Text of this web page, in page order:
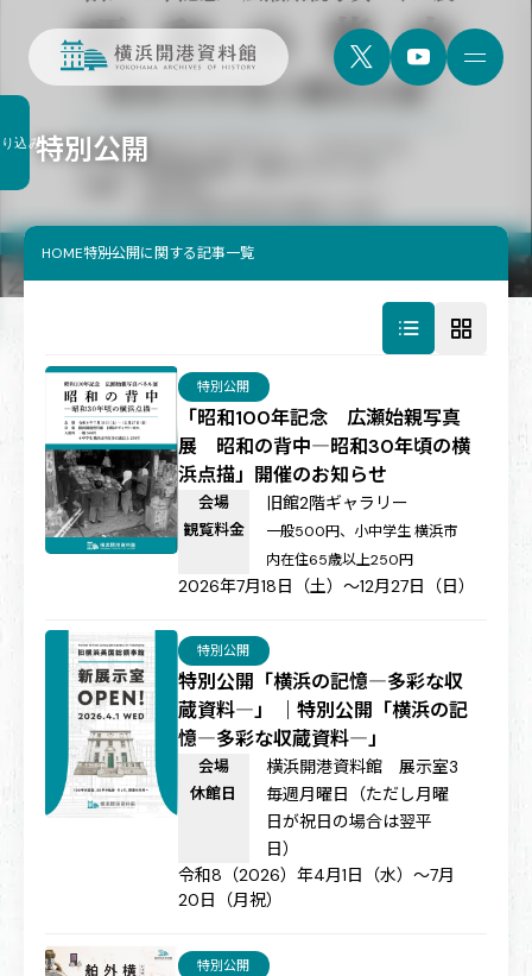
特別公開
HOME特別公開に関する記事一覧
「昭和100年記念 広瀬始親写真
展 昭和の背中―昭和30年頃の横
浜点描」開催のお知らせ
特別公開
2026年7月18日（土）～12月27日（日）
会場 旧館2階ギャラリー
観覧料金
一般500円、小中学生 横浜市
内在住65歳以上250円
特別公開「横浜の記憶―多彩な収
蔵資料―」 ｜特別公開「横浜の記
憶―多彩な収蔵資料―」
特別公開
令和8（2026）年4月1日（水）～7月
20日（月祝）
会場 横浜開港資料館 展示室3
休館日
毎週月曜日（ただし月曜
日が祝日の場合は翌平
日）
特別公開
込み